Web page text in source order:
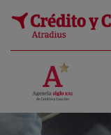
Afirma